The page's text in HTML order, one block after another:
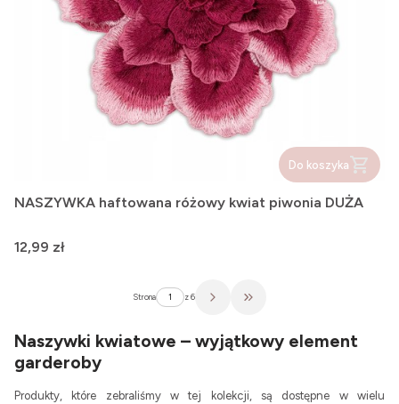
Do koszyka
NASZYWKA haftowana różowy kwiat piwonia DUŻA
Cena
12,99 zł
Strona z 6 Przejdź do ostatniej strony z
Naszywki kwiatowe – wyjątkowy element
garderoby
Produkty, które zebraliśmy w tej kolekcji, są dostępne w wielu